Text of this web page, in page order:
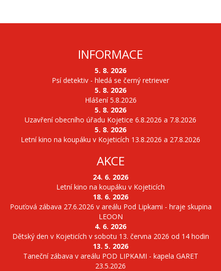
INFORMACE
5. 8. 2026
Psí detektiv - hledá se černý retriever
5. 8. 2026
Hlášení 5.8.2026
5. 8. 2026
Uzavření obecního úřadu Kojetice 6.8.2026 a 7.8.2026
5. 8. 2026
Letní kino na koupáku v Kojeticích 13.8.2026 a 27.8.2026
AKCE
24. 6. 2026
Letní kino na koupáku v Kojeticích
18. 6. 2026
Pouťová zábava 27.6.2026 v areálu Pod Lipkami - hraje skupina
LEOON
4. 6. 2026
Dětský den v Kojeticích v sobotu 13. června 2026 od 14 hodin
13. 5. 2026
Taneční zábava v areálu POD LIPKAMI - kapela GARET
23.5.2026